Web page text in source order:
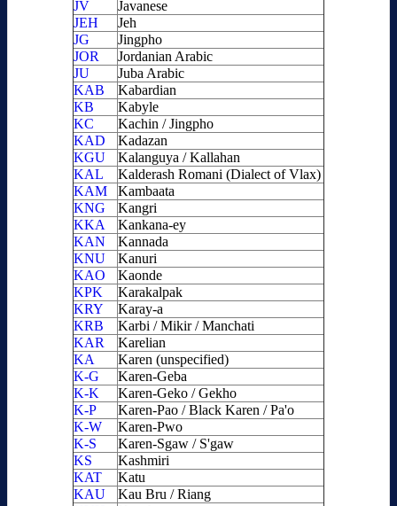
JV
Javanese
JEH
Jeh
JG
Jingpho
JOR
Jordanian Arabic
JU
Juba Arabic
KAB
Kabardian
KB
Kabyle
KC
Kachin / Jingpho
KAD
Kadazan
KGU
Kalanguya / Kallahan
KAL
Kalderash Romani (Dialect of Vlax)
KAM
Kambaata
KNG
Kangri
KKA
Kankana-ey
KAN
Kannada
KNU
Kanuri
KAO
Kaonde
KPK
Karakalpak
KRY
Karay-a
KRB
Karbi / Mikir / Manchati
KAR
Karelian
KA
Karen (unspecified)
K-G
Karen-Geba
K-K
Karen-Geko / Gekho
K-P
Karen-Pao / Black Karen / Pa'o
K-W
Karen-Pwo
K-S
Karen-Sgaw / S'gaw
KS
Kashmiri
KAT
Katu
KAU
Kau Bru / Riang